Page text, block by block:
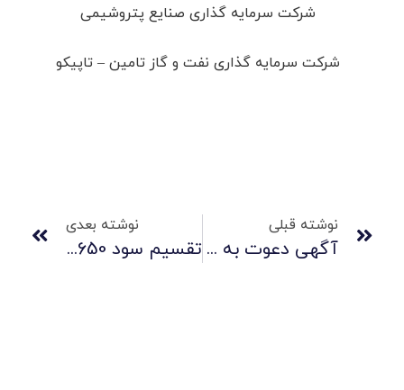
شرکت سرمایه گذاری صنایع پتروشیمی
شرکت سرمایه گذاری نفت و گاز تامین – تاپیکو
نوشته قبلی
آگهی دعوت به مجمع عمومی عادی سالیانه
نوشته بعدی
تقسیم سود 650 تومانی «پسهند» به ازای هر سهم